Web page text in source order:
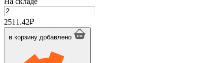
Количество
товара
Трубка
Термафлекс
2511.42₽
в корзину добавлено